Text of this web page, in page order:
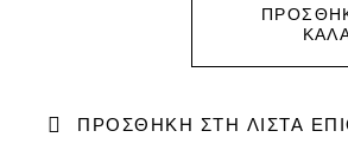
ΠΡΟΣΘΉΚΗ ΣΤΗ ΛΊΣΤΑ